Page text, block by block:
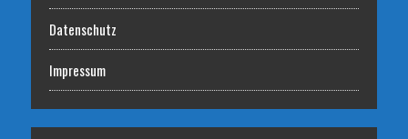
Datenschutz
Impressum